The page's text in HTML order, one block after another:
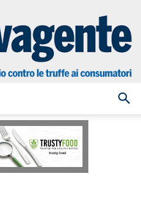
Salvagente